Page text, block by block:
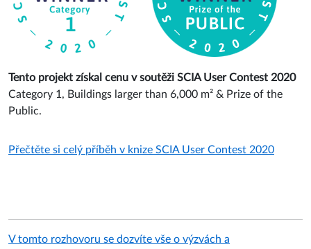
Tento projekt získal cenu v soutěži SCIA User Contest 2020
Category 1, Buildings larger than 6,000 m² & Prize of the
Public.
Přečtěte si celý příběh v knize SCIA User Contest 2020
V tomto rozhovoru se dozvíte vše o výzvách a